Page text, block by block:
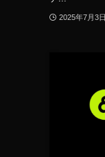
2025年7月3日